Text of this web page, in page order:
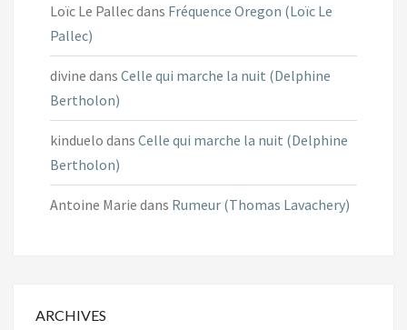
Loïc Le Pallecdans Fréquence Oregon (Loïc Le
Pallec)
divine dans Celle qui marche la nuit (Delphine
Bertholon)
kinduelo dans Celle qui marche la nuit (Delphine
Bertholon)
Antoine Marie dans Rumeur (Thomas Lavachery)
ARCHIVES